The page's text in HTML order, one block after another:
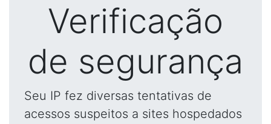
Verificação
de segurança
Seu IP fez diversas tentativas de
acessos suspeitos a sites hospedados